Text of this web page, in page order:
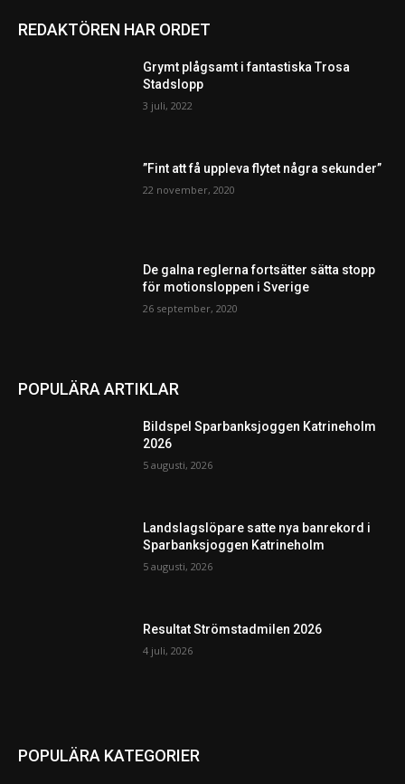
REDAKTÖREN HAR ORDET
Grymt plågsamt i fantastiska Trosa
Stadslopp
3 juli, 2022
”Fint att få uppleva flytet några sekunder”
22 november, 2020
De galna reglerna fortsätter sätta stopp
för motionsloppen i Sverige
26 september, 2020
POPULÄRA ARTIKLAR
Bildspel Sparbanksjoggen Katrineholm
2026
5 augusti, 2026
Landslagslöpare satte nya banrekord i
Sparbanksjoggen Katrineholm
5 augusti, 2026
Resultat Strömstadmilen 2026
4 juli, 2026
POPULÄRA KATEGORIER